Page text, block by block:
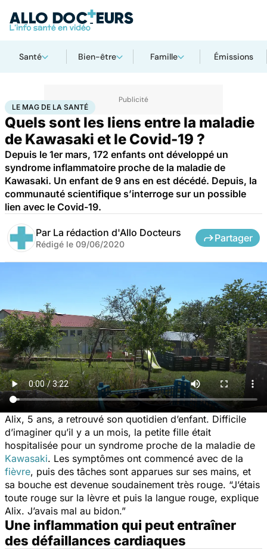
Santé Bien-être Famille Émissions
AccueilSanté MaladiesMaladies infectieuses
LE MAG DE LA SANTÉ
Quels sont les liens entre la maladie
de Kawasaki et le Covid-19 ?
Depuis le 1er mars, 172 enfants ont développé un
syndrome inflammatoire proche de la maladie de
Kawasaki. Un enfant de 9 ans en est décédé. Depuis, la
communauté scientifique s’interroge sur un possible
lien avec le Covid-19.
Par La rédaction d'Allo Docteurs
Rédigé le 09/06/2020
Partager
Alix, 5 ans, a retrouvé son quotidien d’enfant. Difficile
d’imaginer qu’il y a un mois, la petite fille était
hospitalisée pour un syndrome proche de la maladie de
Kawasaki. Les symptômes ont commencé avec de la
fièvre, puis des tâches sont apparues sur ses mains, et
sa bouche est devenue soudainement très rouge. “J’étais
toute rouge sur la lèvre et puis la langue rouge, explique
Alix. J’avais mal au bidon.”
Une inflammation qui peut entraîner
des défaillances cardiaques